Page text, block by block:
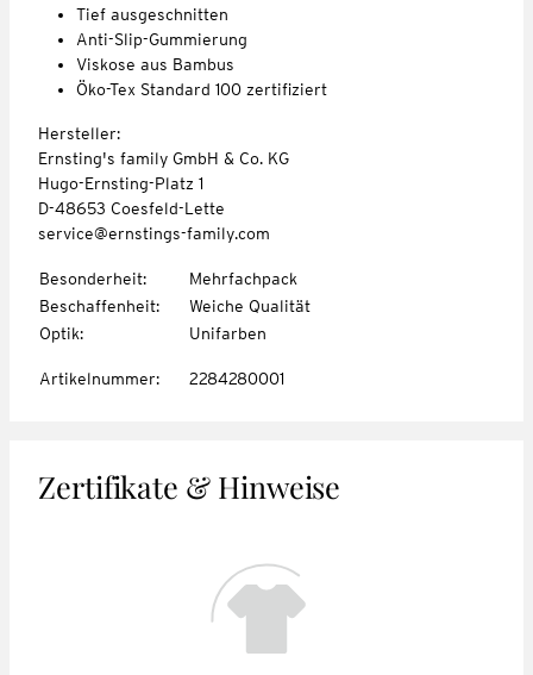
Tief ausgeschnitten
Anti-Slip-Gummierung
Viskose aus Bambus
Öko-Tex Standard 100 zertifiziert
Hersteller:
Ernsting's family GmbH & Co. KG
Hugo-Ernsting-Platz 1
D-48653 Coesfeld-Lette
service@ernstings-family.com
Besonderheit:
Mehrfachpack
Beschaffenheit:
Weiche Qualität
Optik: Unifarben
Artikelnummer: 2284280001
Zertifikate & Hinweise